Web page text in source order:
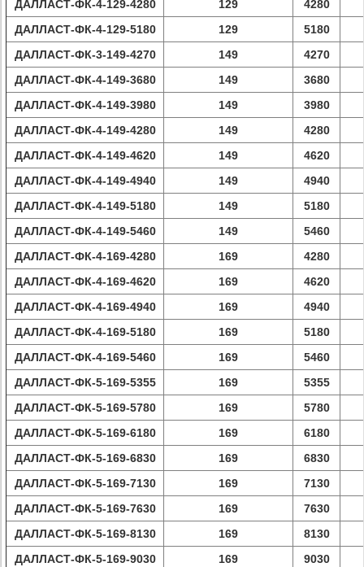
ДАЛЛАСТ-ФК-4-129-4280 129
4280
ДАЛЛАСТ-ФК-4-129-5180
129
5180
ДАЛЛАСТ-ФК-3-149-4270
149
4270
ДАЛЛАСТ-ФК-4-149-3680
149
3680
ДАЛЛАСТ-ФК-4-149-3980
149
3980
ДАЛЛАСТ-ФК-4-149-4280
149
4280
ДАЛЛАСТ-ФК-4-149-4620
149
4620
ДАЛЛАСТ-ФК-4-149-4940
149
4940
ДАЛЛАСТ-ФК-4-149-5180
149
5180
ДАЛЛАСТ-ФК-4-149-5460
149
5460
ДАЛЛАСТ-ФК-4-169-4280
169
4280
ДАЛЛАСТ-ФК-4-169-4620
169
4620
ДАЛЛАСТ-ФК-4-169-4940
169
4940
ДАЛЛАСТ-ФК-4-169-5180
169
5180
ДАЛЛАСТ-ФК-4-169-5460
169
5460
ДАЛЛАСТ-ФК-5-169-5355
169
5355
ДАЛЛАСТ-ФК-5-169-5780
169
5780
ДАЛЛАСТ-ФК-5-169-6180
169
6180
ДАЛЛАСТ-ФК-5-169-6830
169
6830
ДАЛЛАСТ-ФК-5-169-7130
169
7130
ДАЛЛАСТ-ФК-5-169-7630
169
7630
ДАЛЛАСТ-ФК-5-169-8130
169
8130
ДАЛЛАСТ-ФК-5-169-9030
169
9030